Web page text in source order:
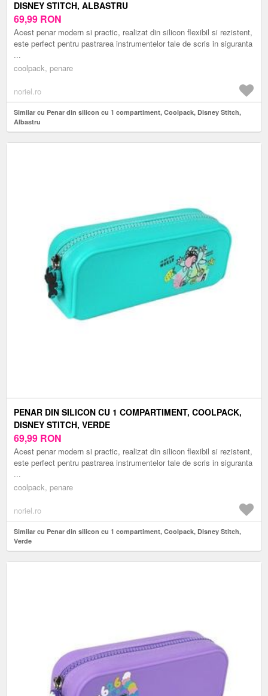
DISNEY STITCH, ALBASTRU
69,99 RON
Acest penar modern si practic, realizat din silicon flexibil si rezistent,
este perfect pentru pastrarea instrumentelor tale de scris in siguranta
...
coolpack, penare
noriel.ro
Similar cu Penar din silicon cu 1 compartiment, Coolpack, Disney Stitch,
Albastru
PENAR DIN SILICON CU 1 COMPARTIMENT, COOLPACK,
DISNEY STITCH, VERDE
69,99 RON
Acest penar modern si practic, realizat din silicon flexibil si rezistent,
este perfect pentru pastrarea instrumentelor tale de scris in siguranta
...
coolpack, penare
noriel.ro
Similar cu Penar din silicon cu 1 compartiment, Coolpack, Disney Stitch,
Verde